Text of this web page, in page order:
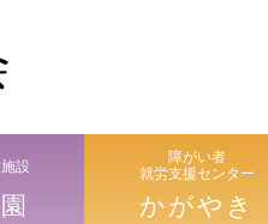
設
障がい者
就労支援センター
かがやき